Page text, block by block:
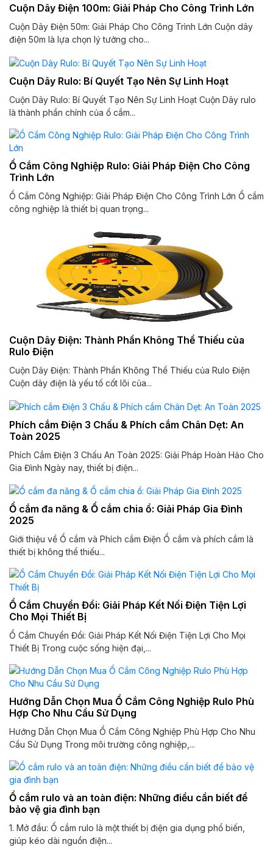
Cuộn Dây Điện 100m: Giải Pháp Cho Công Trình Lớn
Cuộn Dây Điện 50m: Giải Pháp Cho Công Trình Lớn Cuộn dây
điện 50m là lựa chọn lý tưởng cho...
Cuộn Dây Rulo: Bí Quyết Tạo Nên Sự Linh Hoạt
Cuộn Dây Rulo: Bí Quyết Tạo Nên Sự Linh Hoạt Cuộn Dây rulo
là thành phần chính của ổ cắm...
Ổ Cắm Công Nghiệp Rulo: Giải Pháp Điện Cho Công
Trình Lớn
Ổ Cắm Công Nghiệp: Giải Pháp Điện Cho Công Trình Lớn Ổ cắm
công nghiệp là thiết bị quan trọng...
Cuộn Dây Điện: Thành Phần Không Thể Thiếu của
Rulo Điện
Cuộn Dây Điện: Thành Phần Không Thể Thiếu của Rulo Điện
Cuộn dây điện là yếu tố cốt lõi của...
Phích cắm Điện 3 Chấu & Phích cắm Chân Dẹt: An
Toàn 2025
Phích Cắm Điện 3 Chấu An Toàn 2025: Giải Pháp Hoàn Hảo Cho
Gia Đình Ngày nay, thiết bị điện...
Ổ cắm đa năng & Ổ cắm chia ổ: Giải Pháp Gia Đình
2025
Giới thiệu về Ổ cắm và Phích cắm Điện Ổ cắm và phích cắm là
thiết bị không thể thiếu...
Ổ Cắm Chuyển Đổi: Giải Pháp Kết Nối Điện Tiện Lợi
Cho Mọi Thiết Bị
Ổ Cắm Chuyển Đổi: Giải Pháp Kết Nối Điện Tiện Lợi Cho Mọi
Thiết Bị Trong cuộc sống hiện đại,...
Hướng Dẫn Chọn Mua Ổ Cắm Công Nghiệp Rulo Phù
Hợp Cho Nhu Cầu Sử Dụng
Hướng Dẫn Chọn Mua Ổ Cắm Công Nghiệp Phù Hợp Cho Nhu
Cầu Sử Dụng Trong môi trường công nghiệp,...
Ổ cắm rulo và an toàn điện: Những điều cần biết để
bảo vệ gia đình bạn
1. Mở đầu: Ổ cắm rulo là một thiết bị điện gia dụng phổ biến,
giúp kéo dài nguồn điện...